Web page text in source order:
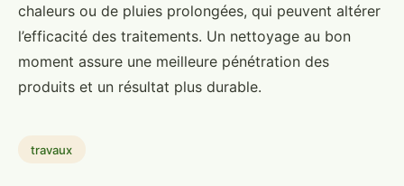
chaleurs ou de pluies prolongées, qui peuvent altérer
l’efficacité des traitements. Un nettoyage au bon
moment assure une meilleure pénétration des
produits et un résultat plus durable.
travaux